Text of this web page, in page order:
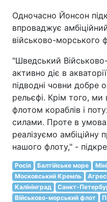
Одночасно Йонсон
впроваджує
військово-морського
"Шведський
активно діє в
підводні човни добре
рельєфі. Крім того,
флотом кораблів і
силами. Проте в
реалізуємо
нашого флоту," -
Росія Балтійське море
Московський Кремль
Калінінград
Санкт-
Військово-морський флот